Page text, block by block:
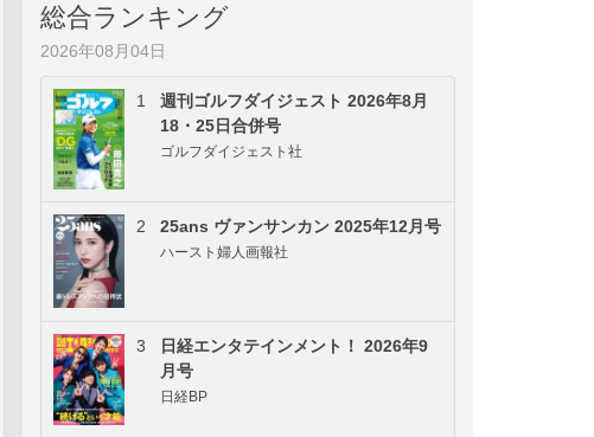
総合ランキング
2026年08月04日
1
週刊ゴルフダイジェスト 2026年8月
18・25日合併号
ゴルフダイジェスト社
2 25ans ヴァンサンカン 2025年12月号
ハースト婦人画報社
3
日経エンタテインメント！ 2026年9
月号
日経BP